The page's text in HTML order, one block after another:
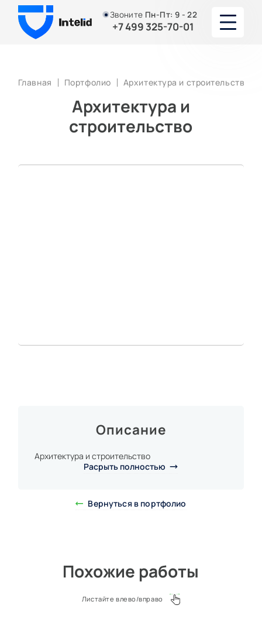
Звоните Пн-Пт: 9 - 22
+7 499 325-70-01
ЮРИСТЫ И АДВОКАТЫ
Главная Портфолио Архитектура и строительство
Архитектура и
строительство
Описание
Архитектура и строительство
Расрыть полностью
Вернуться в портфолио
Похожие работы
Листайте влево/вправо